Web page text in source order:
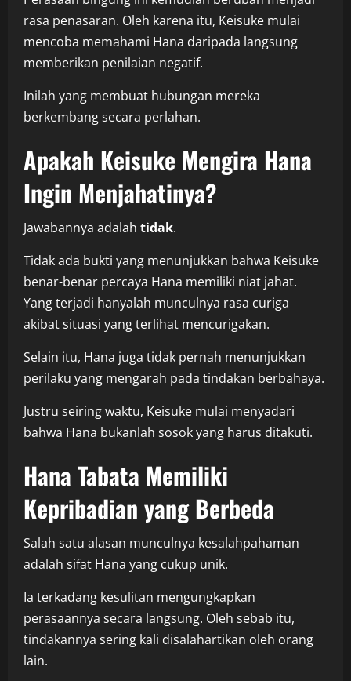
rasa penasaran. Oleh karena itu, Keisuke mulai
mencoba memahami Hana daripada langsung
memberikan penilaian negatif.
Inilah yang membuat hubungan mereka
berkembang secara perlahan.
Apakah Keisuke Mengira Hana
Ingin Menjahatinya?
Jawabannya adalah tidak.
Tidak ada bukti yang menunjukkan bahwa Keisuke
benar-benar percaya Hana memiliki niat jahat.
Yang terjadi hanyalah munculnya rasa curiga
akibat situasi yang terlihat mencurigakan.
Selain itu, Hana juga tidak pernah menunjukkan
perilaku yang mengarah pada tindakan berbahaya.
Justru seiring waktu, Keisuke mulai menyadari
bahwa Hana bukanlah sosok yang harus ditakuti.
Hana Tabata Memiliki
Kepribadian yang Berbeda
Salah satu alasan munculnya kesalahpahaman
adalah sifat Hana yang cukup unik.
Ia terkadang kesulitan mengungkapkan
perasaannya secara langsung. Oleh sebab itu,
tindakannya sering kali disalahartikan oleh orang
lain.